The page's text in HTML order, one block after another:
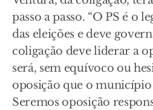
passo a passo. “O PS é o
das eleições e deve
coligação deve liderar a
será, sem equívoco ou
oposição que o município
Seremos oposição